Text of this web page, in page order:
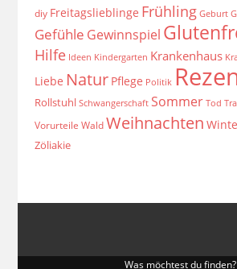
diy Freitagslieblinge Frühling Geburt
Gefühle Gewinnspiel
Hilfe Ideen Kindergarten Krankenhaus
Liebe Natur Pflege Politik
Rollstuhl Schwangerschaft Sommer Tod
Vorurteile Wald Weihnachten
Zöliakie
Was möchtest du finden?